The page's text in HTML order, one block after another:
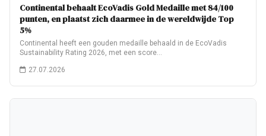
Continental behaalt EcoVadis Gold Medaille met 84/100
punten, en plaatst zich daarmee in de wereldwijde Top
5%
Continental heeft een gouden medaille behaald in de EcoVadis
Sustainability Rating 2026, met een score…
27.07.2026